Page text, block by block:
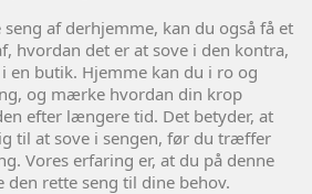
af derhjemme, kan du også få et
hvordan det er at sove i den kontra,
en butik. Hjemme kan du i ro og
og mærke hvordan din krop
efter længere tid. Det betyder, at
til at sove i sengen, før du træffer
Vores erfaring er, at du på denne
den rette seng til dine behov.